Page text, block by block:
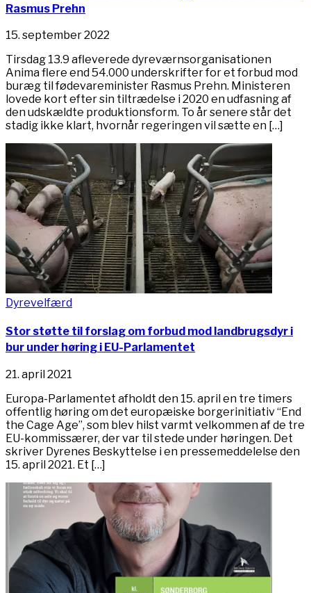
Rasmus Prehn
15. september 2022
Tirsdag 13.9 afleverede dyreværnsorganisationen
Anima flere end 54.000 underskrifter for et forbud mod
buræg til fødevareminister Rasmus Prehn. Ministeren
lovede kort efter sin tiltrædelse i 2020 en udfasning af
den udskældte produktionsform. To år senere står det
stadig ikke klart, hvornår regeringen vil sætte en […]
Dyrevelfærd
Stor støtte til forslag om forbud mod landbrugsdyr i
bur under høring i EU-Parlamentet
21. april 2021
Europa-Parlamentet afholdt den 15. april en tre timers
offentlig høring om det europæiske borgerinitiativ “End
the Cage Age”, som blev hilst varmt velkommen af de tre
EU-kommissærer, der var til stede under høringen. Det
skriver Dyrenes Beskyttelse i en pressemeddelelse den
15. april 2021. Et […]